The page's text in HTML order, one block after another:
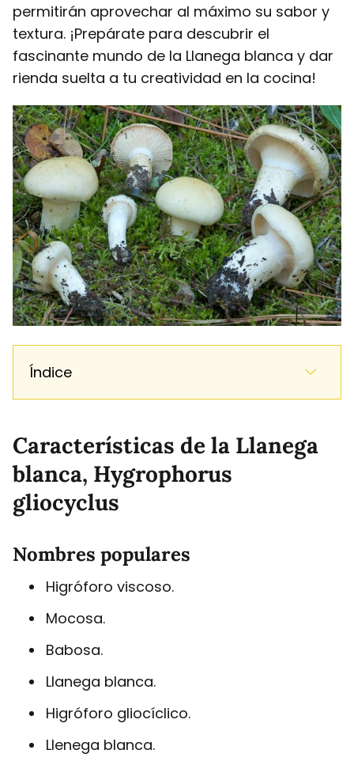
permitirán aprovechar al máximo su sabor y
textura. ¡Prepárate para descubrir el
fascinante mundo de la Llanega blanca y dar
rienda suelta a tu creatividad en la cocina!
Índice
Características de la Llanega
blanca, Hygrophorus
gliocyclus
Nombres populares
Higróforo viscoso.
Mocosa.
Babosa.
Llanega blanca.
Higróforo gliocíclico.
Llenega blanca.